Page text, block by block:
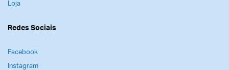
Loja
Redes Sociais
Facebook
Instagram